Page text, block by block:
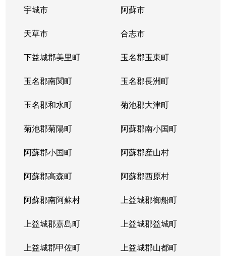
宇城市 阿蘇市
天草市 合志市
下益城郡美里町 玉名郡玉東町
玉名郡南関町 玉名郡長洲町
玉名郡和水町 菊池郡大津町
菊池郡菊陽町 阿蘇郡南小国町
阿蘇郡小国町 阿蘇郡産山村
阿蘇郡高森町 阿蘇郡西原村
阿蘇郡南阿蘇村 上益城郡御船町
上益城郡嘉島町 上益城郡益城町
上益城郡甲佐町 上益城郡山都町